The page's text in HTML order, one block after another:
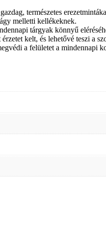
természetes
melletti kellékeknek.
tárgyak könnyű
kelt, és lehetővé teszi a
a felületet a mindennapi